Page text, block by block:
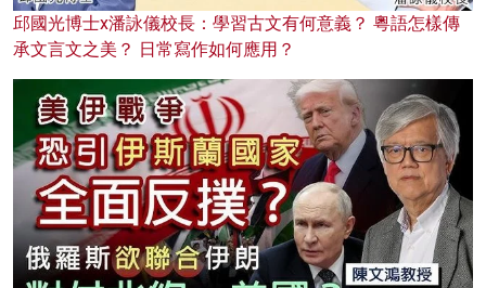
邱國光博士x潘詠儀校長：學習古文有何意義？ 粵語怎樣傳
承文言文之美？ 日常寫作如何應用？